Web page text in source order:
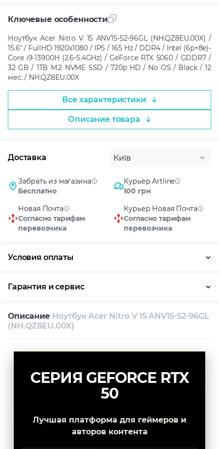
Ключевые особенности
Ноутбук Acer Nitro V 15 ANV15-52-96GL (NH.QZ8EU.00X) /
15.6" / FullHD 1920x1080 / IPS / 165 Hz / DDR4 / Intel (6p+8e)-
Core i9-13900H (2.6-5.4GHz) / GeForce RTX 5060 / GDDR7 /
32 GB / 1TB M.2 NVME SSD / 720p HD / No OS / Black / 12
мес. / NH.QZ8EU.00X
Все характеристики
Описание товара
Доставка Київ
Забрать из магазина
Бесплатно
Курьер Artline
100 грн
Новая Почта
Согласно тарифам
перевозчика
Курьер Новая Почта
Согласно тарифам
перевозчика
Условия оплаты
Гарантия и сервис
Возврат и обмен в течение 14 дней
Описание Ноутбук Acer Nitro V 15 ANV15-52-96GL
(NH.QZ8EU.00X)
СЕРИЯ GEFORCE RTX
50
Лучшая платформа для геймеров и
авторов контента